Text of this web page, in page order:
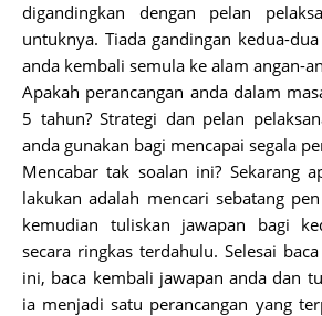
digandingkan dengan pelan
untuknya. Tiada gandingan kedua-
anda kembali semula ke alam angan-
Apakah perancangan anda dalam
5 tahun? Strategi dan pelan
anda gunakan bagi mencapai segala
Mencabar tak soalan ini? Sekarang
lakukan adalah mencari sebatang
kemudian tuliskan jawapan bagi
secara ringkas terdahulu. Selesai
ini, baca kembali jawapan anda dan
ia menjadi satu perancangan yang